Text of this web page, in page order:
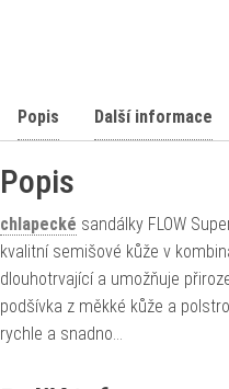
Popis Další informace
Popis
chlapecké sandálky FLOW
kvalitní semišové kůže v
dlouhotrvající a umožňuje
podšívka z měkké kůže a
rychle a snadno…